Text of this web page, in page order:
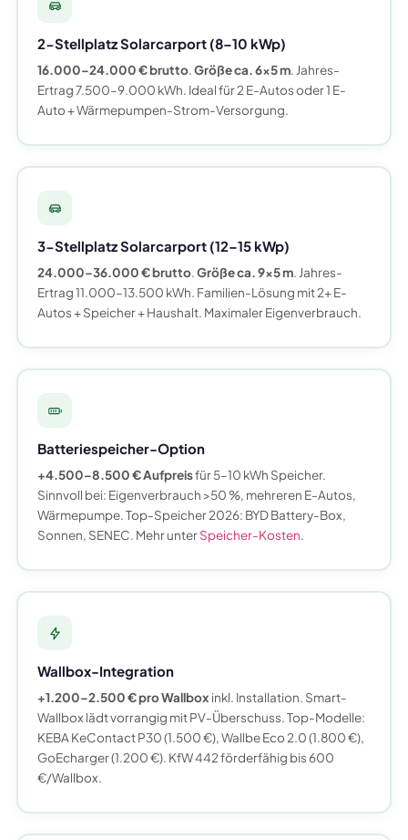
2-Stellplatz Solarcarport (8–10 kWp)
16.000–24.000 € brutto.Größe ca. 6×5 m. Jahres-
Ertrag 7.500–9.000 kWh. Ideal für 2 E-Autos oder 1 E-
Auto + Wärmepumpen-Strom-Versorgung.
3-Stellplatz Solarcarport (12–15 kWp)
24.000–36.000 € brutto.Größe ca. 9×5 m. Jahres-
Ertrag 11.000–13.500 kWh. Familien-Lösung mit 2+ E-
Autos + Speicher + Haushalt. Maximaler Eigenverbrauch.
Batteriespeicher-Option
+4.500–8.500 € Aufpreisfür 5–10 kWh Speicher.
Sinnvoll bei: Eigenverbrauch >50 %, mehreren E-Autos,
Wärmepumpe. Top-Speicher 2026: BYD Battery-Box,
Sonnen, SENEC. Mehr unterSpeicher-Kosten.
Wallbox-Integration
+1.200–2.500 € pro Wallbox inkl. Installation. Smart-
Wallbox lädt vorrangig mit PV-Überschuss. Top-Modelle:
KEBA KeContact P30 (1.500 €), Wallbe Eco 2.0 (1.800 €),
GoEcharger (1.200 €). KfW 442 förderfähig bis 600
€/Wallbox.